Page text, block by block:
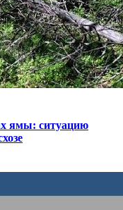
ямы: ситуацию